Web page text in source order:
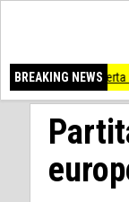
BREAKING NEWS
sempre più corta